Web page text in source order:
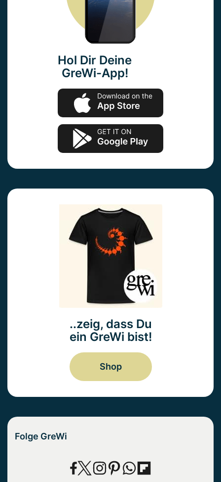
Hol Dir Deine
GreWi-App!
..zeig, dass Du
ein GreWi bist!
Shop
Folge GreWi